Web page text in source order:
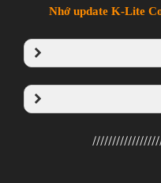
Nhớ update K-Lite